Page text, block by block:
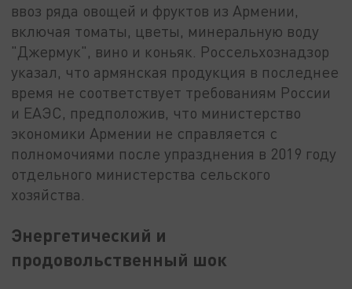
ввоз ряда овощей и фруктов из Армении,
включая томаты, цветы, минеральную воду
"Джермук", вино и коньяк. Россельхознадзор
указал, что армянская продукция в последнее
время не соответствует требованиям России
и ЕАЭС, предположив, что министерство
экономики Армении не справляется с
полномочиями после упразднения в 2019 году
отдельного министерства сельского
хозяйства.
Энергетический и
продовольственный шок